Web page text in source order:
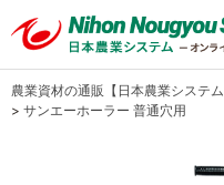
農業資材の通販【日本農業システム
> サンエーホーラー 普通穴用